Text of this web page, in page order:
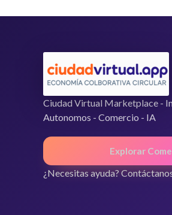
Ciudad Virtual Marketplace -
Autonomos - Comercio - IA
Explorar
¿Necesitas ayuda?